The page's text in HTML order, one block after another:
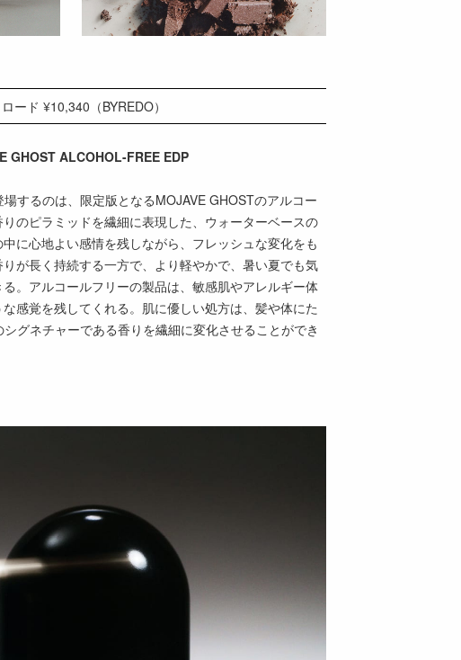
ード ¥10,340（BYREDO）
GHOST ALCOHOL-FREE EDP
するのは、限定版となるMOJAVE GHOSTのアルコー
のピラミッドを繊細に表現した、ウォーターベースの
に心地よい感情を残しながら、フレッシュな変化をも
が長く持続する一方で、より軽やかで、暑い夏でも気
。アルコールフリーの製品は、敏感肌やアレルギー体
感覚を残してくれる。肌に優しい処方は、髪や体にた
グネチャーである香りを繊細に変化させることができ